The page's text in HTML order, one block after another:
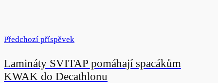
Předchozí příspěvek
Lamináty SVITAP pomáhají spacákům
KWAK do Decathlonu